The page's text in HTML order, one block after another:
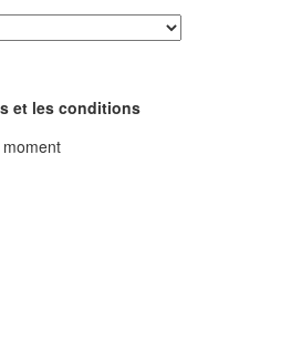
et les conditions